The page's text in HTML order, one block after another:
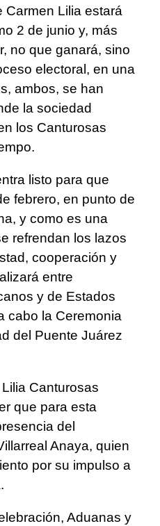
Carmen Lilia estará
2 de junio y, más
no que ganará, sino
electoral, en una
ambos, se han
la sociedad
los Canturosas
listo para que
febrero, en punto de
y como es una
refrendan los lazos
cooperación y
entre
y de Estados
cabo la Ceremonia
del Puente Juárez
Canturosas
que para esta
del
Anaya, quien
por su impulso a
Aduanas y